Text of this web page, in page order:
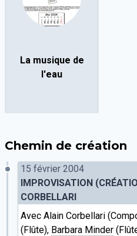
La musique de
l'eau
Chemin de création
15 février 2004
IMPROVISATION
CORBELLARI
Avec Alain Corbellari
(Flûte), Barbara Minder